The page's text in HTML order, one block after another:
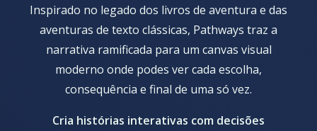
Inspirado no legado dos livros de aventura e das
aventuras de texto clássicas, Pathways traz a
narrativa ramificada para um canvas visual
moderno onde podes ver cada escolha,
consequência e final de uma só vez.
Cria histórias interativas com decisões